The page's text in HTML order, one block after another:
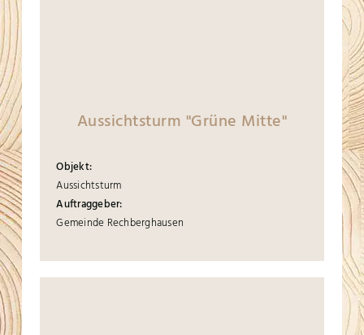
Aussichtsturm "Grüne Mitte"
Objekt:
Aussichtsturm
Auftraggeber:
Gemeinde Rechberghausen